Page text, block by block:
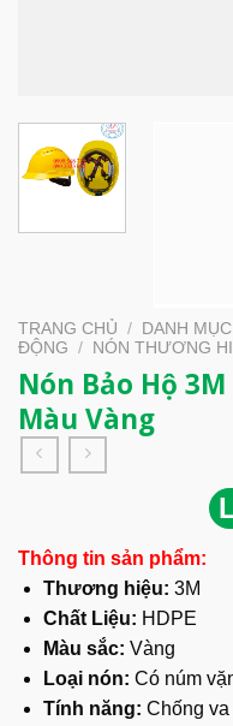
TRANG CHỦ / DANH
ĐỘNG
/ NÓN THƯƠNG
Nón Bảo Hộ 3M
Màu Vàng
Thông tin sản phẩm:
Thương hiệu: 3M
Chất Liệu: HDPE
Màu sắc: Vàng
Loại nón: Có núm
Tính năng: Chống